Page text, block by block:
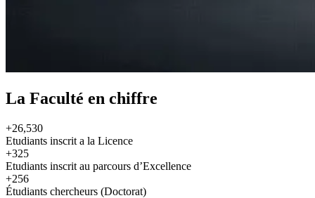
La Faculté en chiffre
+26,530
Etudiants inscrit a la Licence
+325
Etudiants inscrit au parcours d’Excellence
+256
Étudiants chercheurs (Doctorat)